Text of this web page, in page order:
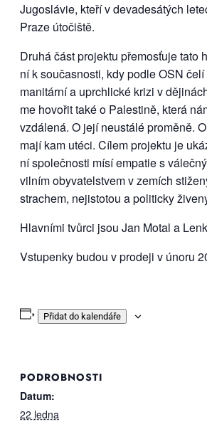
Ju­go­slá­vie, kte­ří v de­va­de­sá­tých
Pra­ze úto­čiš­tě.
Dru­há část pro­jek­tu pře­mos­ťu­je ta­to
ní k sou­čas­nos­ti, kdy pod­le OSN
ma­ni­tár­ní a uprch­lic­ké kri­zi v
me ho­vo­řit ta­ké o Pa­les­ti­ně, kte­rá
vzdá­le­ná. O je­jí ne­u­stá­lé pro­mě­ně.
ma­jí kam uté­ci. Cí­lem pro­jek­tu je
ní spo­leč­nos­ti mí­sí em­pa­tie s
vil­ním oby­va­tel­stvem v ze­mích
stra­chem, ne­jis­to­tou a po­li­tic­ky
Hlav­ní­mi tvůr­ci jsou Jan Mo­tal a
Vstu­pen­ky bu­dou v pro­de­ji v úno­ru
Přidat do kalendáře
PODROBNOSTI
Datum:
22 ledna